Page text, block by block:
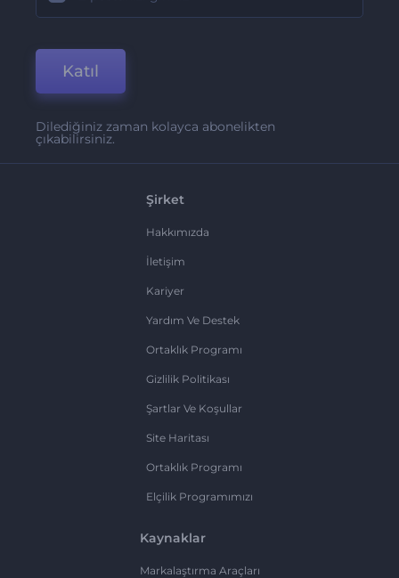
Katıl
Dilediğiniz zaman kolayca abonelikten
çıkabilirsiniz.
Şirket
Hakkımızda
İletişim
Kariyer
Yardım Ve Destek
Ortaklık Programı
Gizlilik Politikası
Şartlar Ve Koşullar
Site Haritası
Ortaklık Programı
Elçilik Programımızı
Kaynaklar
Markalaştırma Araçları